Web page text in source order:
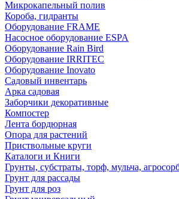
Микрокапельный полив
Короба, гидранты
Оборудование FRAME
Насосное оборудование ESPA
Оборудование Rain Bird
Оборудование IRRITEC
Оборудование Inovato
Садовый инвентарь
Арка садовая
Заборчики декоративные
Компостер
Лента бордюрная
Опора для растений
Приствольные круги
Каталоги и Книги
Грунты, субстраты, торф, мульча,
Грунт для рассады
Грунт для роз